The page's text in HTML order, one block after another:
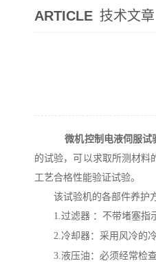
ARTICLE 技术文章
微机控制电液伺服试
的试验，可以求取所测材料
工艺合格性能验证试验。
该试验机的各部件养护
1.过滤器 ：不带堵塞指
2.冷却器：采用风冷的
3.液压油：必须经常检